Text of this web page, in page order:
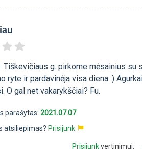
Tiškevičiaus g. pirkome mėsainius su
ryte ir pardavinėja visa diena :)
O gal net vakarykščiai? Fu.
parašytas:2021.07.07
atsiliepimas? Prisijunk
Prisijunkvertinimui: